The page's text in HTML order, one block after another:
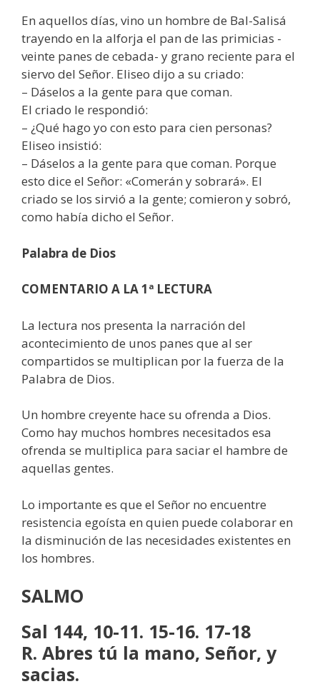
En aquellos días, vino un hombre de Bal-Salisá
trayendo en la alforja el pan de las primicias -
veinte panes de cebada- y grano reciente para el
siervo del Señor. Eliseo dijo a su criado:
– Dáselos a la gente para que coman.
El criado le respondió:
– ¿Qué hago yo con esto para cien personas?
Eliseo insistió:
– Dáselos a la gente para que coman. Porque
esto dice el Señor: «Comerán y sobrará». El
criado se los sirvió a la gente; comieron y sobró,
como había dicho el Señor.
Palabra de Dios
COMENTARIO A LA 1ª LECTURA
La lectura nos presenta la narración del
acontecimiento de unos panes que al ser
compartidos se multiplican por la fuerza de la
Palabra de Dios.
Un hombre creyente hace su ofrenda a Dios.
Como hay muchos hombres necesitados esa
ofrenda se multiplica para saciar el hambre de
aquellas gentes.
Lo importante es que el Señor no encuentre
resistencia egoísta en quien puede colaborar en
la disminución de las necesidades existentes en
los hombres.
SALMO
Sal 144, 10-11. 15-16. 17-18
R. Abres tú la mano, Señor, y
sacias.